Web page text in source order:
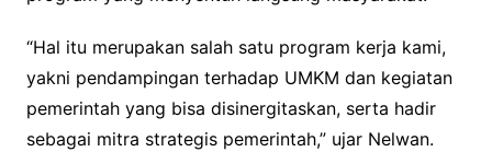
“Hal itu merupakan salah satu program kerja kami,
yakni pendampingan terhadap UMKM dan kegiatan
pemerintah yang bisa disinergitaskan, serta hadir
sebagai mitra strategis pemerintah,” ujar Nelwan.